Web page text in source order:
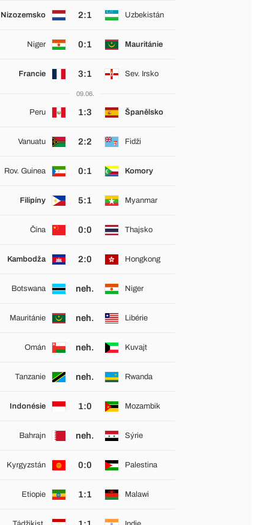
Nizozemsko 2:1 Uzbekistán
Niger 0:1 Mauritánie
Francie 3:1 Sev. Irsko
09.06.
Peru 1:3 Španělsko
Vanuatu 2:2 Fidži
Rov. Guinea 0:1 Komory
Filipíny 5:1 Myanmar
Čína 0:0 Thajsko
Kambodža 2:0 Hongkong
Botswana neh. Niger
Mauritánie neh. Libérie
Omán neh. Kuvajt
Tanzanie neh. Rwanda
Indonésie 1:0 Mozambik
Bahrajn neh. Sýrie
Kyrgyzstán 0:0 Palestina
Etiopie 1:1 Malawi